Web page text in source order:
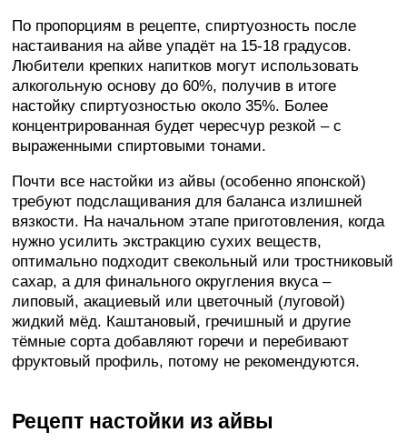
По пропорциям в рецепте, спиртуозность после
настаивания на айве упадёт на 15-18 градусов.
Любители крепких напитков могут использовать
алкогольную основу до 60%, получив в итоге
настойку спиртуозностью около 35%. Более
концентрированная будет чересчур резкой – с
выраженными спиртовыми тонами.
Почти все настойки из айвы (особенно японской)
требуют подслащивания для баланса излишней
вязкости. На начальном этапе приготовления, когда
нужно усилить экстракцию сухих веществ,
оптимально подходит свекольный или тростниковый
сахар, а для финального округления вкуса –
липовый, акациевый или цветочный (луговой)
жидкий мёд. Каштановый, гречишный и другие
тёмные сорта добавляют горечи и перебивают
фруктовый профиль, потому не рекомендуются.
Рецепт настойки из айвы